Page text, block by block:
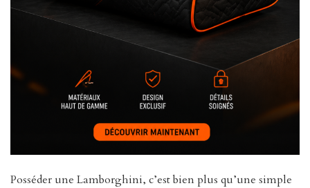
Posséder une Lamborghini, c’est bien plus qu’une simple